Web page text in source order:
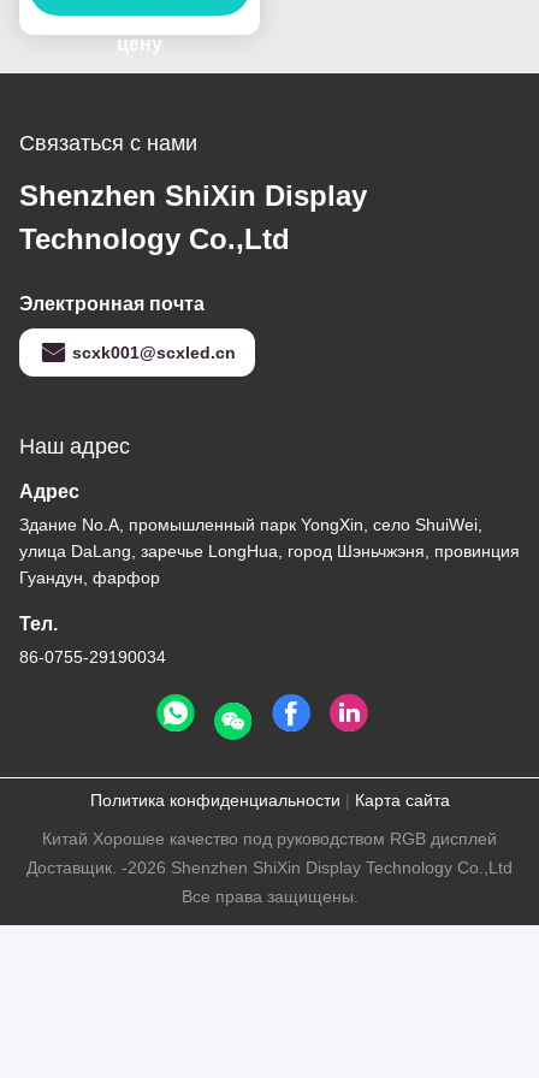
футбола
цену
Связаться с нами
Shenzhen ShiXin Display
Technology Co.,Ltd
Электронная почта
scxk001@scxled.cn
Наш адрес
Адрес
Здание No.A, промышленный парк YongXin, село ShuiWei,
улица DaLang, заречье LongHua, город Шэньчжэня, провинция
Гуандун, фарфор
Тел.
86-0755-29190034
Политика конфиденциальности | Карта сайта
Китай Хорошее качество под руководством RGB дисплей
Доставщик. -2026 Shenzhen ShiXin Display Technology Co.,Ltd
Все права защищены.